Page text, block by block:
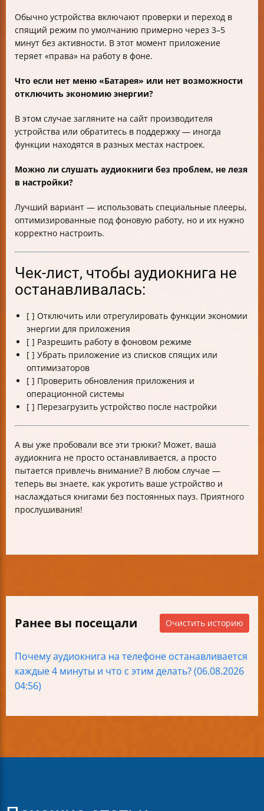
Обычно устройства включают проверки и переход в
спящий режим по умолчанию примерно через 3–5
минут без активности. В этот момент приложение
теряет «права» на работу в фоне.
Что если нет меню «Батарея» или нет возможности
отключить экономию энергии?
В этом случае загляните на сайт производителя
устройства или обратитесь в поддержку — иногда
функции находятся в разных местах настроек.
Можно ли слушать аудиокниги без проблем, не лезя
в настройки?
Лучший вариант — использовать специальные плееры,
оптимизированные под фоновую работу, но и их нужно
корректно настроить.
Чек-лист, чтобы аудиокнига не
останавливалась:
[ ] Отключить или отрегулировать функции экономии
энергии для приложения
[ ] Разрешить работу в фоновом режиме
[ ] Убрать приложение из списков спящих или
оптимизаторов
[ ] Проверить обновления приложения и
операционной системы
[ ] Перезагрузить устройство после настройки
А вы уже пробовали все эти трюки? Может, ваша
аудиокнига не просто останавливается, а просто
пытается привлечь внимание? В любом случае —
теперь вы знаете, как укротить ваше устройство и
наслаждаться книгами без постоянных пауз. Приятного
прослушивания!
Ранее вы посещали Очистить историю
Почему аудиокнига на телефоне останавливается
каждые 4 минуты и что с этим делать? (06.08.2026
04:56)